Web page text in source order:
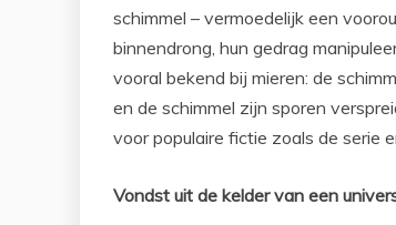
schimmel – vermoedelijk een
binnendrong, hun gedrag
vooral bekend bij mieren: de
en de schimmel zijn sporen
voor populaire fictie zoals de serie
Vondst uit de kelder van een